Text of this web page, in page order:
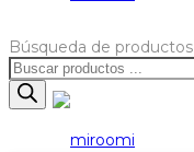
Búsqueda de productos